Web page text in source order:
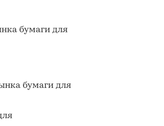
бумаги для
бумаги для